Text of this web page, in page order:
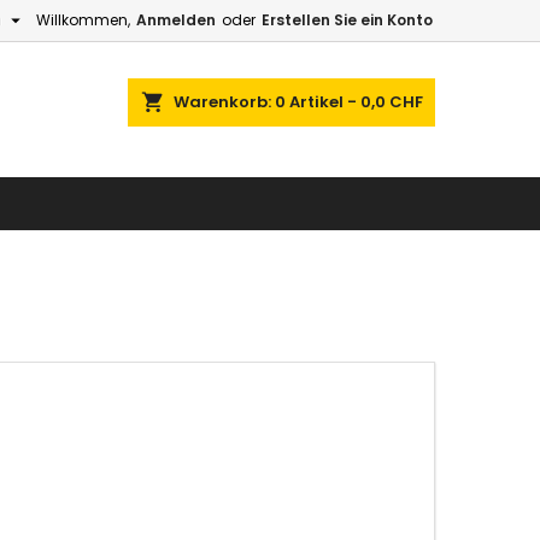
Willkommen, Anmelden oder Erstellen Sie ein Konto

Warenkorb 0 Artikel - 0,0 CHF